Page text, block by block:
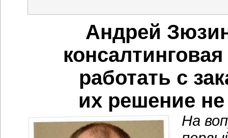
Андрей
работать с
их решение
На